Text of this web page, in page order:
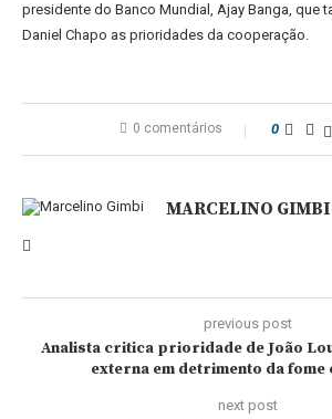
presidente do Banco Mundial, Ajay Banga, que
Daniel Chapo as prioridades da cooperação.
0 comentários 0
MARCELINO GIMBI
previous post
Analista critica prioridade de João
externa em detrimento da fome
next post